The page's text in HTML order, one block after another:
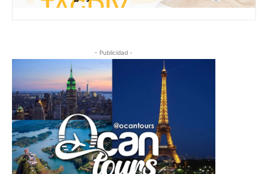
- Publicidad -